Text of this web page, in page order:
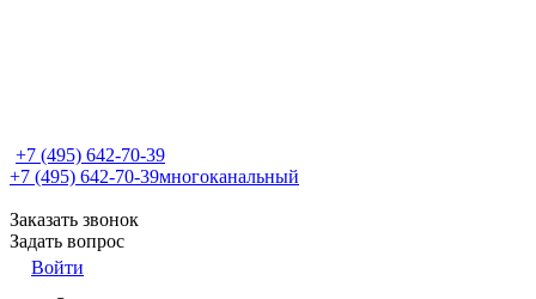
+7 (495) 642-70-39
+7 (495) 642-70-39многоканальный
Заказать звонок
Задать вопрос
Войти